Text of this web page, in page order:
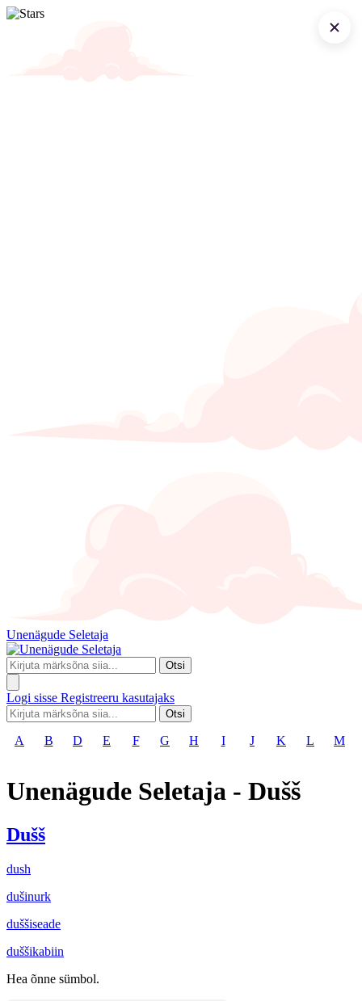
Unenägude Seletaja
Otsi
Logi sisse Registreeru kasutajaks
Otsi
A B D E F G H I J K L M
Unenägude Seletaja - Dušš
Dušš
dush
dušinurk
duššiseade
duššikabiin
Hea õnne sümbol.